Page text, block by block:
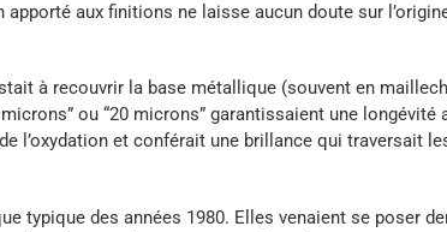
aux finitions ne laisse aucun doute sur
à recouvrir la base métallique (souvent en
ou “20 microns” garantissaient une longévité
l’oxydation et conférait une brillance qui traversait
typique des années 1980. Elles venaient se poser